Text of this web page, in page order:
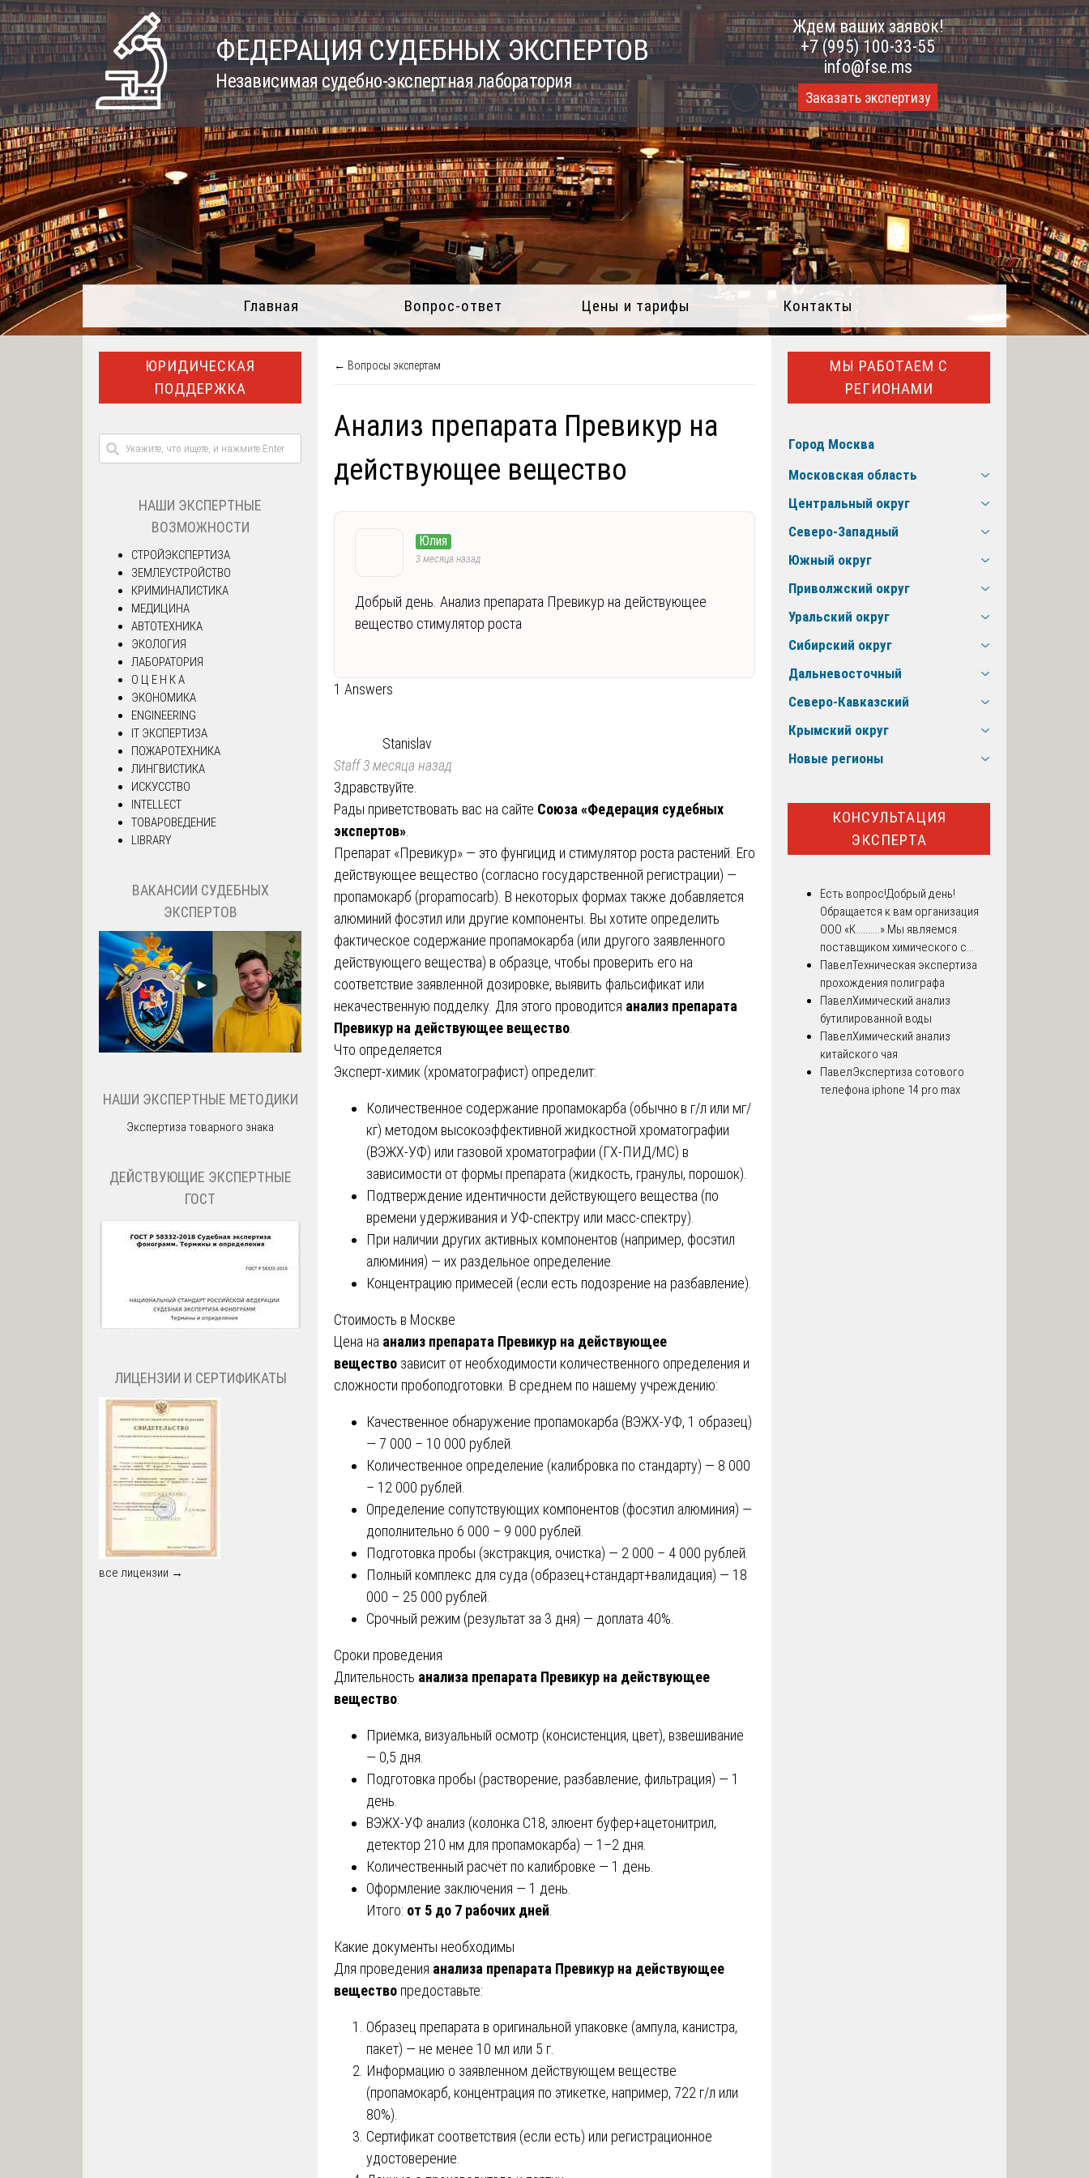
Skip
to
content
ФЕДЕРАЦИЯ СУДЕБНЫХ ЭКСПЕРТОВ
Независимая судебно-экспертная лаборатория
Ждем ваших заявок!
+7 (995) 100-33-55
info@fse.ms
Заказать экспертизу
Главная Вопрос-ответ Цены и тарифы Контакты
← Вопросы экспертам
Анализ препарата Превикур на
действующее вещество
Юлия
3 месяца назад
Добрый день. Анализ препарата Превикур на действующее
вещество стимулятор роста
1 Answers
Stanislav
Staff3 месяца назад
Здравствуйте.
Рады приветствовать вас на сайте Союза «Федерация судебных
экспертов»
Препарат «Превикур» — это фунгицид и стимулятор роста растений. Его
действующее вещество (согласно государственной регистрации) —
пропамокарб (propamocarb). В некоторых формах также добавляется
алюминий фосэтил или другие компоненты. Вы хотите определить
фактическое содержание пропамокарба (или другого заявленного
действующего вещества) в образце, чтобы проверить его на
соответствие заявленной дозировке, выявить фальсификат или
некачественную подделку. Для этого проводится анализ препарата
Превикур на действующее вещество
Что определяется
Эксперт-химик (хроматографист) определит:
Количественное содержание пропамокарба (обычно в г/л или мг/
кг) методом высокоэффективной жидкостной хроматографии
(ВЭЖХ-УФ) или газовой хроматографии (ГХ-ПИД/МС) в
зависимости от формы препарата (жидкость, гранулы, порошок).
Подтверждение идентичности действующего вещества (по
времени удерживания и УФ-спектру или масс-спектру).
При наличии других активных компонентов (например, фосэтил
алюминия) — их раздельное определение.
Концентрацию примесей (если есть подозрение на разбавление).
Стоимость в Москве
Цена на анализ препарата Превикур на действующее
вещество зависит от необходимости количественного определения и
сложности пробоподготовки. В среднем по нашему учреждению:
Качественное обнаружение пропамокарба (ВЭЖХ-УФ, 1 образец)
— 7 000 – 10 000 рублей.
Количественное определение (калибровка по стандарту) — 8 000
– 12 000 рублей.
Определение сопутствующих компонентов (фосэтил алюминия) —
дополнительно 6 000 – 9 000 рублей.
Подготовка пробы (экстракция, очистка) — 2 000 – 4 000 рублей.
Полный комплекс для суда (образец+стандарт+валидация) — 18
000 – 25 000 рублей.
Срочный режим (результат за 3 дня) — доплата 40%.
Сроки проведения
Длительность анализа препарата Превикур на действующее
вещество:
Приёмка, визуальный осмотр (консистенция, цвет), взвешивание
— 0,5 дня.
Подготовка пробы (растворение, разбавление, фильтрация) — 1
день.
ВЭЖХ-УФ анализ (колонка C18, элюент буфер+ацетонитрил,
детектор 210 нм для пропамокарба) — 1–2 дня.
Количественный расчёт по калибровке — 1 день.
Оформление заключения — 1 день.
Итого: от 5 до 7 рабочих дней
Какие документы необходимы
Для проведения анализа препарата Превикур на действующее
вещество предоставьте:
Образец препарата в оригинальной упаковке (ампула, канистра,
пакет) — не менее 10 мл или 5 г.
Информацию о заявленном действующем веществе
(пропамокарб, концентрация по этикетке, например, 722 г/л или
80%).
Сертификат соответствия (если есть) или регистрационное
удостоверение.
ЮРИДИЧЕСКАЯ
ПОДДЕРЖКА
НАШИ ЭКСПЕРТНЫЕ
ВОЗМОЖНОСТИ
СТРОЙЭКСПЕРТИЗА
ЗЕМЛЕУСТРОЙСТВО
КРИМИНАЛИСТИКА
МЕДИЦИНА
АВТОТЕХНИКА
ЭКОЛОГИЯ
ЛАБОРАТОРИЯ
О Ц Е Н К А
ЭКОНОМИКА
ENGINEERING
IT ЭКСПЕРТИЗА
ПОЖАРОТЕХНИКА
ЛИНГВИСТИКА
ИСКУССТВО
INTELLECT
ТОВАРОВЕДЕНИЕ
LIBRARY
ВАКАНСИИ СУДЕБНЫХ
ЭКСПЕРТОВ
НАШИ ЭКСПЕРТНЫЕ МЕТОДИКИ
Экспертиза товарного знака
ДЕЙСТВУЮЩИЕ ЭКСПЕРТНЫЕ
ГОСТ
ЛИЦЕНЗИИ И СЕРТИФИКАТЫ
все лицензии →
МЫ РАБОТАЕМ С
РЕГИОНАМИ
Город Москва
Московская область
Центральный округ
Северо-Западный
Южный округ
Приволжский округ
Уральский округ
Сибирский округ
Дальневосточный
Северо-Кавказский
Крымский округ
Новые регионы
КОНСУЛЬТАЦИЯ
ЭКСПЕРТА
Есть вопрос!Добрый день!
Обращается к вам организация
ООО «К..........».Мы являемся
поставщиком химического с...
ПавелТехническая экспертиза
прохождения полиграфа
ПавелХимический анализ
бутилированной воды
ПавелХимический анализ
китайского чая
ПавелЭкспертиза сотового
телефона iphone 14 pro max